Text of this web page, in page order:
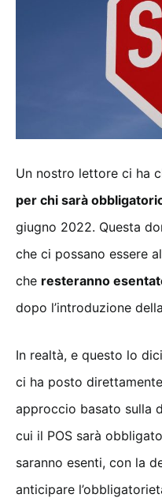
Un nostro lettore ci ha
per chi sarà
giugno 2022. Questa
che ci possano essere
che resteranno
dopo l’introduzione della
In realtà, e questo lo
ci ha posto
approccio basato sulla
cui il POS sarà
saranno esenti, con la
anticipare